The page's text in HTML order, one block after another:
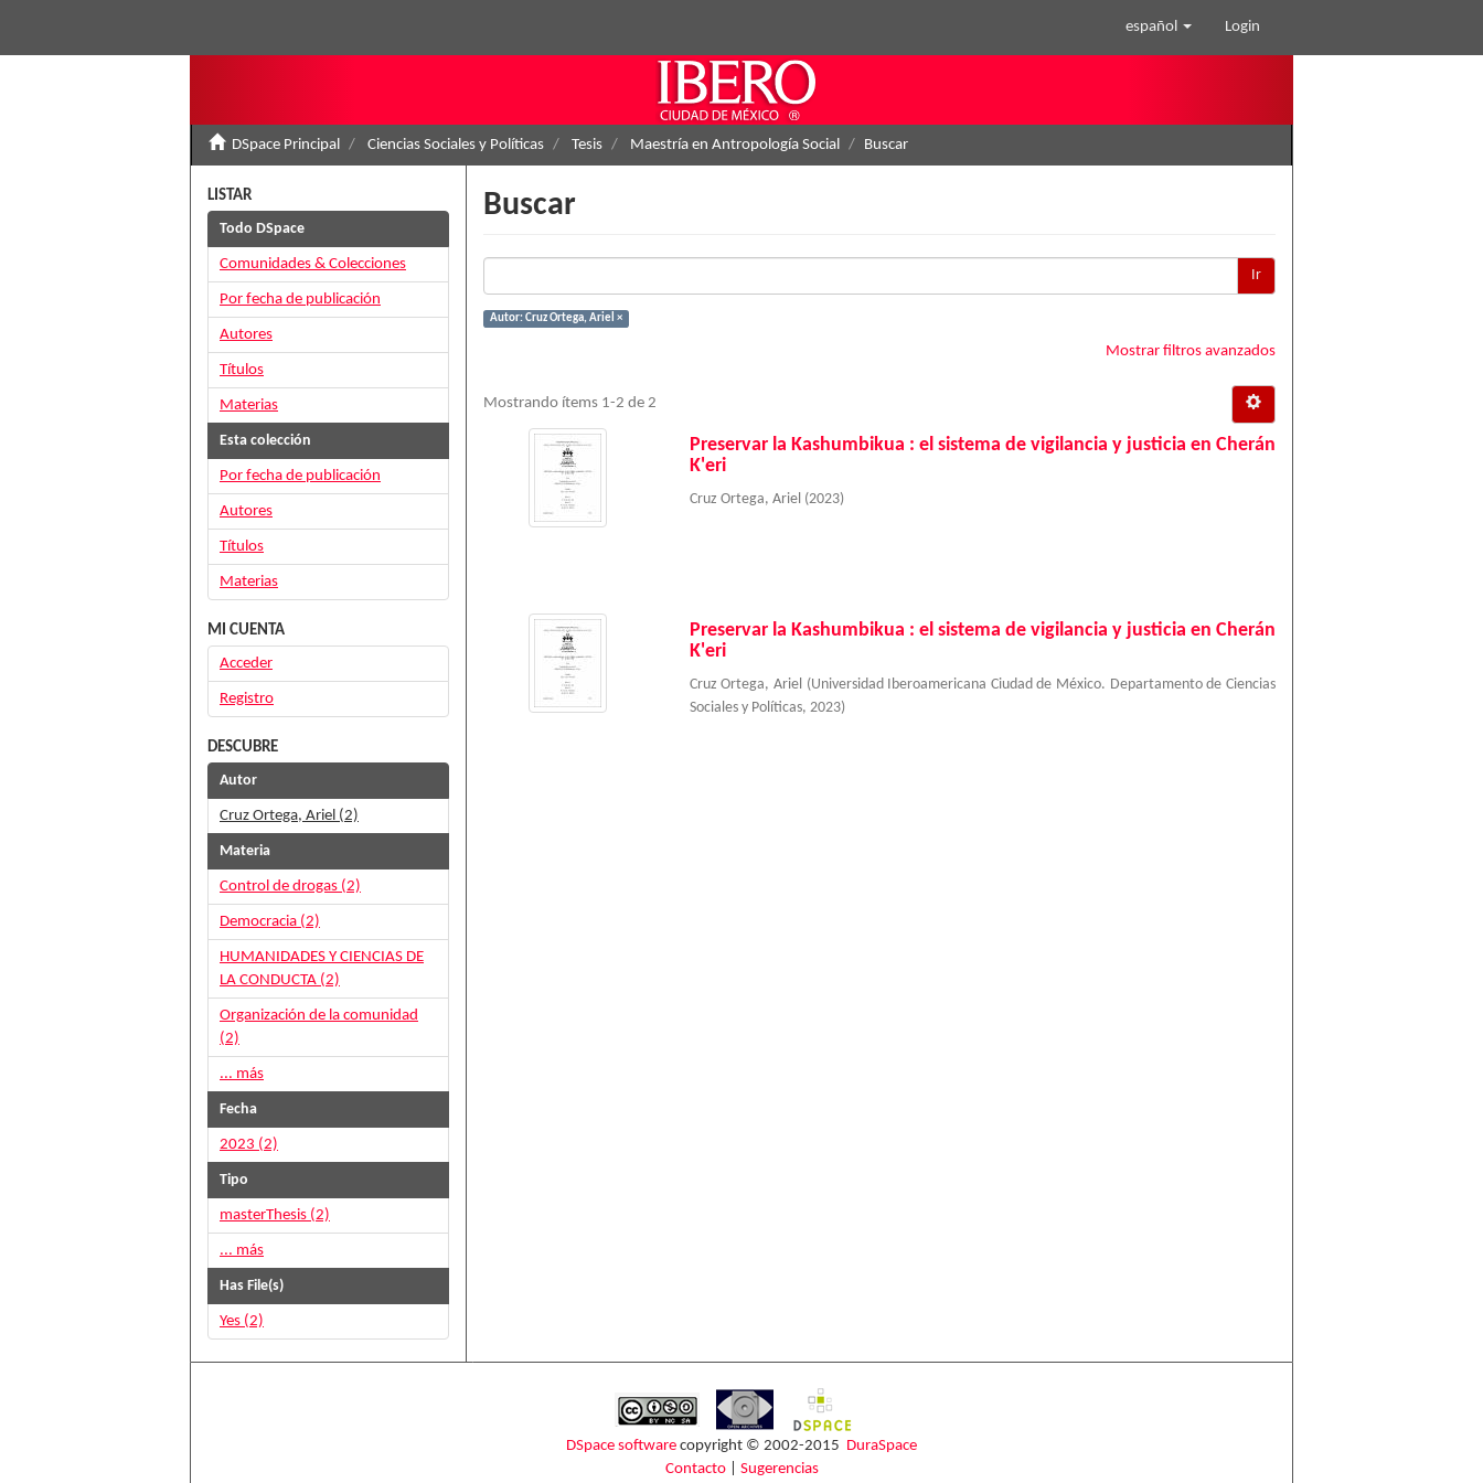
español Login
DSpace Principal Ciencias Sociales y Políticas Tesis Maestría en Antropología Social Buscar
Buscar
Ir
Autor: Cruz Ortega, Ariel ×
Mostrar filtros avanzados
Mostrando ítems 1-2 de 2
Preservar la Kashumbikua : el sistema de vigilancia y justicia en Cherán
K'eri
Cruz Ortega, Ariel (2023)
Preservar la Kashumbikua : el sistema de vigilancia y justicia en Cherán
K'eri
Cruz Ortega, Ariel (Universidad Iberoamericana Ciudad de México. Departamento de Ciencias
Sociales y Políticas, 2023)
LISTAR
Todo DSpace
Comunidades & Colecciones
Por fecha de publicación
Autores
Títulos
Materias
Esta colección
Por fecha de publicación
Autores
Títulos
Materias
MI CUENTA
Acceder
Registro
DESCUBRE
Autor
Cruz Ortega, Ariel (2)
Materia
Control de drogas (2)
Democracia (2)
HUMANIDADES Y CIENCIAS DE
LA CONDUCTA (2)
Organización de la comunidad
(2)
... más
Fecha
2023 (2)
Tipo
masterThesis (2)
... más
Has File(s)
Yes (2)
DSpace software copyright © 2002-2015 DuraSpace
Contacto| Sugerencias